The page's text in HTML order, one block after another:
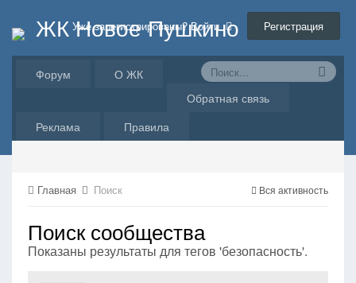
ЖК Новое Пушкино
Уже зарегистрированы? Войти Регистрация
Форум
О ЖК
Обратная связь
Реклама
Правила
Вся активность
Главная Поиск
Поиск сообщества
Показаны результаты для тегов 'безопасность'.